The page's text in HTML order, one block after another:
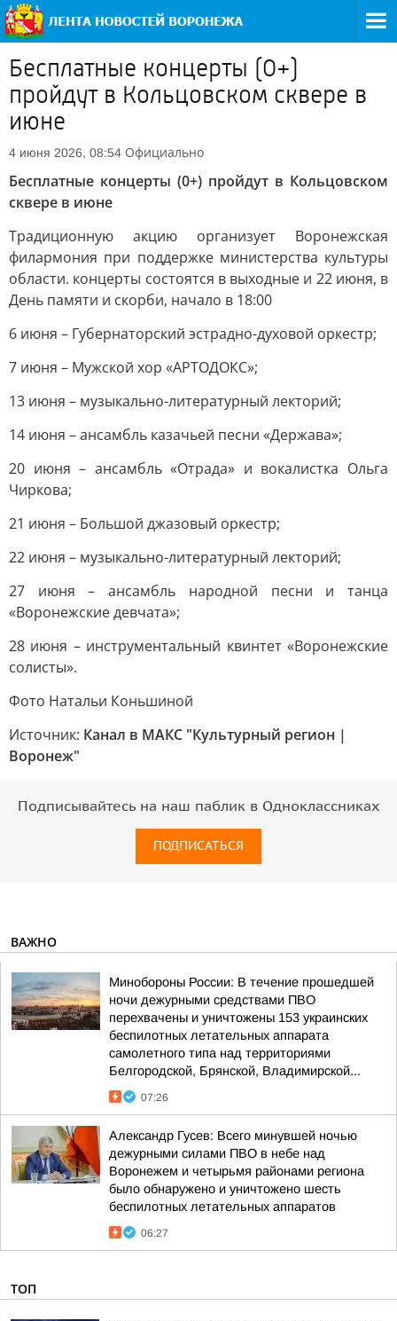
Бесплатные концерты (0+)
пройдут в Кольцовском сквере в
июне
4 июня 2026, 08:54 Официально
Бесплатные концерты (0+) пройдут в Кольцовском
сквере в июне
Традиционную акцию организует Воронежская
филармония при поддержке министерства культуры
области. концерты состоятся в выходные и 22 июня, в
День памяти и скорби, начало в 18:00
6 июня – Губернаторский эстрадно-духовой оркестр;
7 июня – Мужской хор «АРТОДОКС»;
13 июня – музыкально-литературный лекторий;
14 июня – ансамбль казачьей песни «Держава»;
20 июня – ансамбль «Отрада» и вокалистка Ольга
Чиркова;
21 июня – Большой джазовый оркестр;
22 июня – музыкально-литературный лекторий;
27 июня – ансамбль народной песни и танца
«Воронежские девчата»;
28 июня – инструментальный квинтет «Воронежские
солисты».
Фото Натальи Коньшиной
Источник: Канал в МАКС "Культурный регион |
Воронеж"
Подписывайтесь на наш паблик в Одноклассниках
ПОДПИСАТЬСЯ
ВАЖНО
Минобороны России: В течение прошедшей
ночи дежурными средствами ПВО
перехвачены и уничтожены 153 украинских
беспилотных летательных аппарата
самолетного типа над территориями
Белгородской, Брянской, Владимирской...
07:26
Александр Гусев: Всего минувшей ночью
дежурными силами ПВО в небе над
Воронежем и четырьмя районами региона
было обнаружено и уничтожено шесть
беспилотных летательных аппаратов
06:27
ТОП